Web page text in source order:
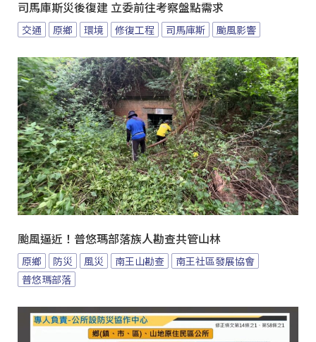
司馬庫斯災後復建 立委前往考察盤點需求
交通 原鄉 環境 修復工程 司馬庫斯 颱風影響
颱風逼近！普悠瑪部落族人勘查共管山林
原鄉 防災 風災 南王山勘查
南王社區發展協會
普悠瑪部落